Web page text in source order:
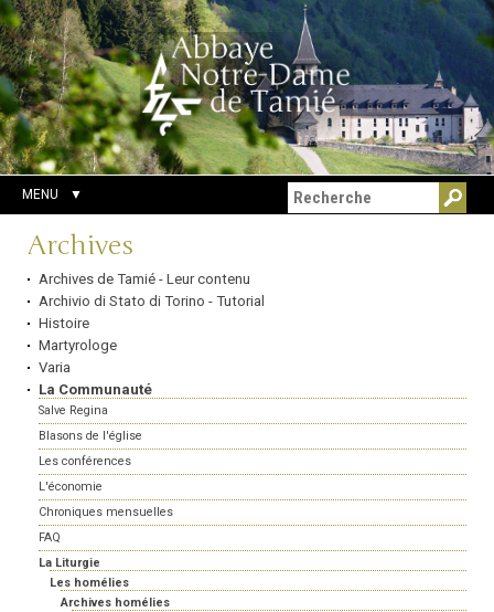
Aller
au
contenu.
|
Aller
à
la
navigation
Outils
personnels
Chercher par
Recherche
avancée…
MENU
Navigation
Archives
Archives de Tamié - Leur contenu
Archivio di Stato di Torino - Tutorial
Histoire
Martyrologe
Varia
La Communauté
Salve Regina
Blasons de l'église
Les conférences
L'économie
Chroniques mensuelles
FAQ
La Liturgie
Les homélies
Archives homélies